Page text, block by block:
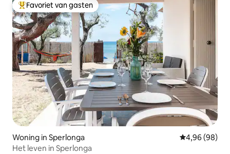
Topfavoriet van gasten
Favoriet van gasten
Woning in Sperlonga Gemiddelde
4,96 (98)
Het leven in Sperlonga